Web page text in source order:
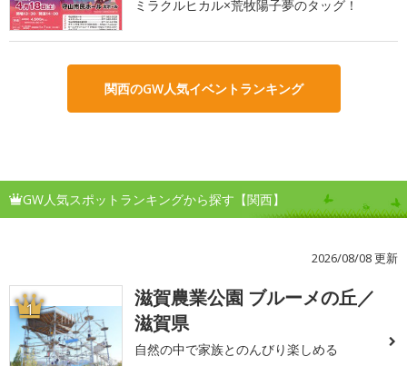
ミラクルヒカル×荒牧陽子夢のタッグ！
関西のGW人気イベントランキング
GW人気スポットランキングから探す【関西】
2026/08/08 更新
1
滋賀農業公園 ブルーメの丘／
滋賀県
自然の中で家族とのんびり楽しめる